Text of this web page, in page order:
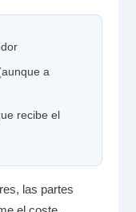
a
recibe el
las partes